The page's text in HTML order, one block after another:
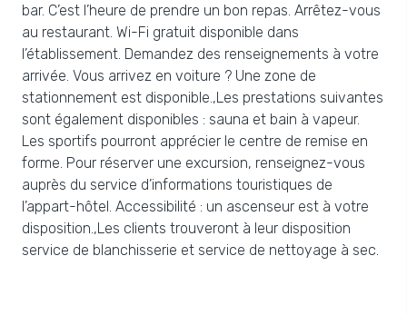
bar. C’est l’heure de prendre un bon repas. Arrêtez-vous
au restaurant. Wi-Fi gratuit disponible dans
l’établissement. Demandez des renseignements à votre
arrivée. Vous arrivez en voiture ? Une zone de
stationnement est disponible.,Les prestations suivantes
sont également disponibles : sauna et bain à vapeur.
Les sportifs pourront apprécier le centre de remise en
forme. Pour réserver une excursion, renseignez-vous
auprès du service d’informations touristiques de
l’appart-hôtel. Accessibilité : un ascenseur est à votre
disposition.,Les clients trouveront à leur disposition
service de blanchisserie et service de nettoyage à sec.